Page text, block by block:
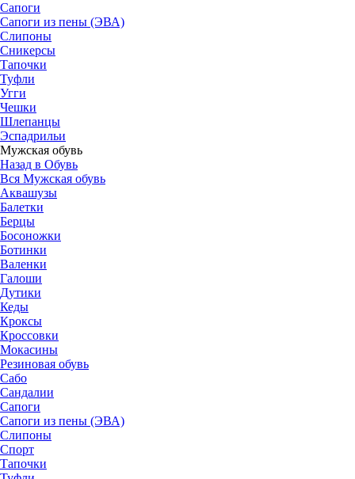
Сапоги
Сапоги из пены (ЭВА)
Слипоны
Сникерсы
Тапочки
Туфли
Угги
Чешки
Шлепанцы
Эспадрильи
Мужская обувь
Назад в Обувь
Вся Мужская обувь
Аквашузы
Балетки
Берцы
Босоножки
Ботинки
Валенки
Галоши
Дутики
Кеды
Кроксы
Кроссовки
Мокасины
Резиновая обувь
Сабо
Сандалии
Сапоги
Сапоги из пены (ЭВА)
Слипоны
Спорт
Тапочки